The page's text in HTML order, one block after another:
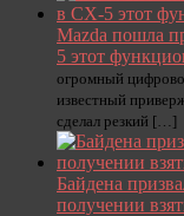
Mazda пошла
5 этот
огромный
известный
сделал резкий […]
Байдена
получении